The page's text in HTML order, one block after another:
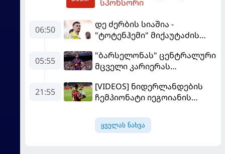
სპონსორი
06:50
დე ძერბის სიაშია -
"ტოტენჰემი" მიქაუტაძის
05:55
"ბარსელონას" ცენტრალური
მცველი კარიერას
გააგრძელებს
21:55
[VIDEOS] ნიდერლანდების
ჩემპიონატი იეგოიანის
MVP გახდა
ყველას ნახვა